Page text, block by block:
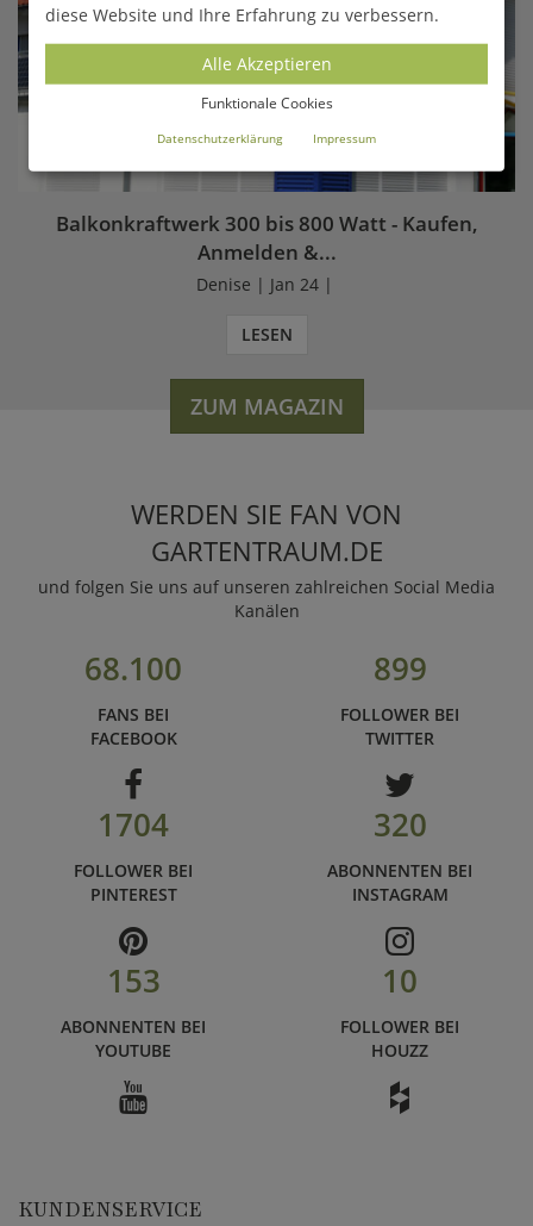
Balkonkraftwerk 300 bis 800 Watt - Kaufen,
Anmelden &...
Denise | Jan 24 |
LESEN
ZUM MAGAZIN
WERDEN SIE FAN VON
GARTENTRAUM.DE
und folgen Sie uns auf unseren zahlreichen Social Media
Kanälen
68.100
FANS BEI
FACEBOOK
899
FOLLOWER BEI
TWITTER
1704
FOLLOWER BEI
PINTEREST
320
ABONNENTEN BEI
INSTAGRAM
153
ABONNENTEN BEI
YOUTUBE
10
FOLLOWER BEI
HOUZZ
KUNDENSERVICE
diese Website und Ihre Erfahrung zu verbessern.
Alle Akzeptieren
Funktionale Cookies
Datenschutzerklärung Impressum